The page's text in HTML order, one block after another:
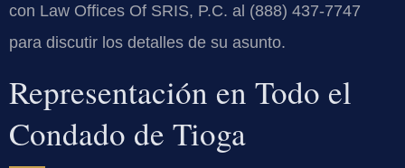
con Law Offices Of SRIS, P.C. al (888) 437-7747
para discutir los detalles de su asunto.
Representación en Todo el
Condado de Tioga